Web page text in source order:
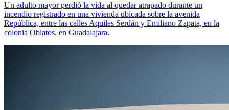
Un adulto mayor perdió la vida al quedar atrapado durante un
incendio registrado en una vivienda ubicada sobre la avenida
República, entre las calles Aquiles Serdán y Emiliano Zapata, en la
colonia Oblatos, en Guadalajara.